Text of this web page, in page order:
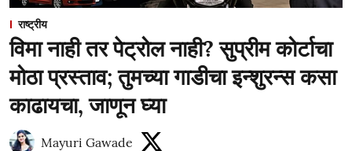
राष्ट्रीय
विमा नाही तर पेट्रोल नाही? सुप्रीम कोर्टाचा
मोठा प्रस्ताव; तुमच्या गाडीचा इन्शुरन्स कसा
काढायचा, जाणून घ्या
Mayuri Gawade